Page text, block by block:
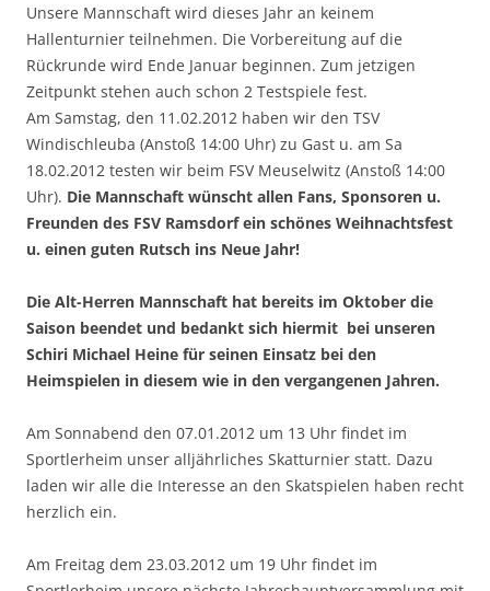
Unsere Mannschaft wird dieses Jahr an keinem
Hallenturnier teilnehmen. Die Vorbereitung auf die
Rückrunde wird Ende Januar beginnen. Zum jetzigen
Zeitpunkt stehen auch schon 2 Testspiele fest.
Am Samstag, den 11.02.2012 haben wir den TSV
Windischleuba (Anstoß 14:00 Uhr) zu Gast u. am Sa
18.02.2012 testen wir beim FSV Meuselwitz (Anstoß 14:00
Uhr). Die Mannschaft wünscht allen Fans, Sponsoren u.
Freunden des FSV Ramsdorf ein schönes Weihnachtsfest
u. einen guten Rutsch ins Neue Jahr!
Die Alt-Herren Mannschaft hat bereits im Oktober die
Saison beendet und bedankt sich hiermit bei unseren
Schiri Michael Heine für seinen Einsatz bei den
Heimspielen in diesem wie in den vergangenen Jahren.
Am Sonnabend den 07.01.2012 um 13 Uhr findet im
Sportlerheim unser alljährliches Skatturnier statt. Dazu
laden wir alle die Interesse an den Skatspielen haben recht
herzlich ein.
Am Freitag dem 23.03.2012 um 19 Uhr findet im